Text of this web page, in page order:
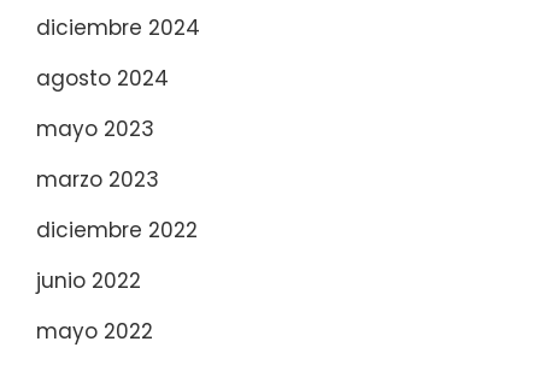
diciembre 2024
agosto 2024
mayo 2023
marzo 2023
diciembre 2022
junio 2022
mayo 2022